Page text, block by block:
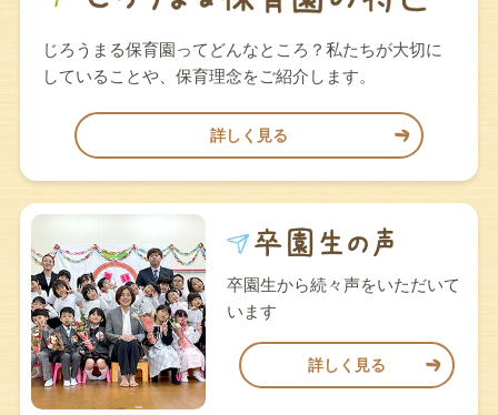
じろうまる保育園ってどんなところ？私たちが大切に
していることや、保育理念をご紹介します。
詳しく見る
卒園生から続々声をいただいて
います
詳しく見る